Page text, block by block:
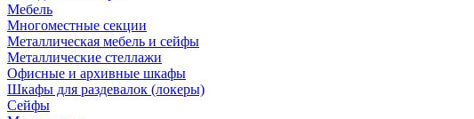
Мебель
Многоместные секции
Металлическая мебель и сейфы
Металлические стеллажи
Офисные и архивные шкафы
Шкафы для раздевалок (локеры)
Сейфы